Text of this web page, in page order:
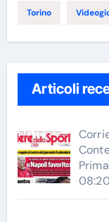
Torino
Articoli